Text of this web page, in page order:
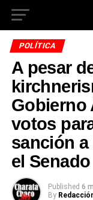
POLÍTICA
A pesar
Gobierno
votos
sanción
el Senado
Published 6
By